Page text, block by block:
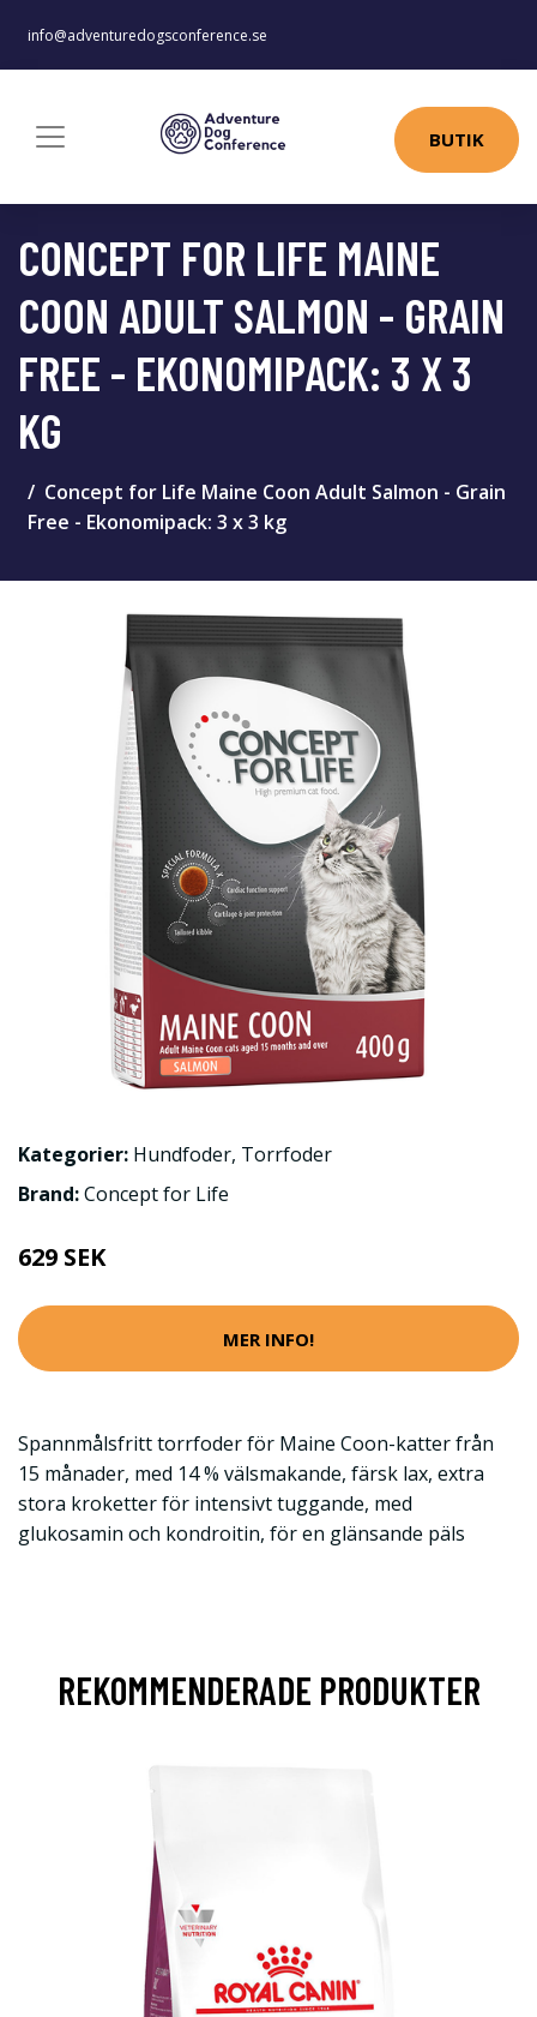
info@adventuredogsconference.se
BUTIK
CONCEPT FOR LIFE MAINE
COON ADULT SALMON - GRAIN
FREE - EKONOMIPACK: 3 X 3
KG
Concept for Life Maine Coon Adult Salmon - Grain
Free - Ekonomipack: 3 x 3 kg
Kategorier: Hundfoder, Torrfoder
Brand:Concept for Life
629 SEK
MER INFO!
Spannmålsfritt torrfoder för Maine Coon-katter från
15 månader, med 14 % välsmakande, färsk lax, extra
stora kroketter för intensivt tuggande, med
glukosamin och kondroitin, för en glänsande päls
REKOMMENDERADE PRODUKTER